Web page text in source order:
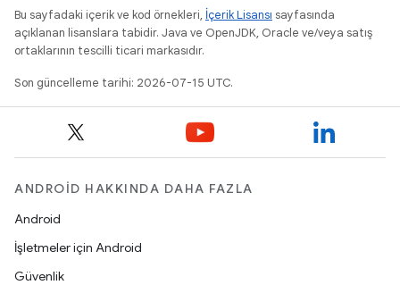
Bu sayfadaki içerik ve kod örnekleri, İçerik Lisansı sayfasında
açıklanan lisanslara tabidir. Java ve OpenJDK, Oracle ve/veya satış
ortaklarının tescilli ticari markasıdır.
Son güncelleme tarihi: 2026-07-15 UTC.
ANDROID HAKKINDA DAHA FAZLA
Android
İşletmeler için Android
Güvenlik